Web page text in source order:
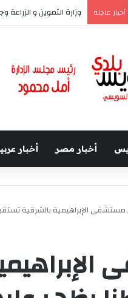
أخبار عاجلة وزارة التموين و الزراعة وجهاز
أخبار مصر أخبار
مستشفى الإبراهيمية بالشرقية تستقبل 25 مواطنا يظهر عليهم أعراض